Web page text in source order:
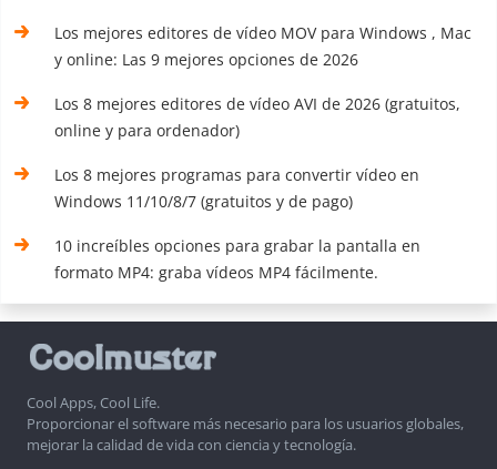
Los mejores editores de vídeo MOV para Windows , Mac
y online: Las 9 mejores opciones de 2026
Los 8 mejores editores de vídeo AVI de 2026 (gratuitos,
online y para ordenador)
Los 8 mejores programas para convertir vídeo en
Windows 11/10/8/7 (gratuitos y de pago)
10 increíbles opciones para grabar la pantalla en
formato MP4: graba vídeos MP4 fácilmente.
Cool Apps, Cool Life.
Proporcionar el software más necesario para los usuarios globales,
mejorar la calidad de vida con ciencia y tecnología.